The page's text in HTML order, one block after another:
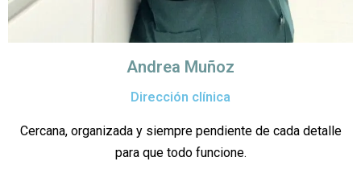
Andrea Muñoz
Dirección clínica
Cercana, organizada y siempre pendiente de cada detalle
para que todo funcione.